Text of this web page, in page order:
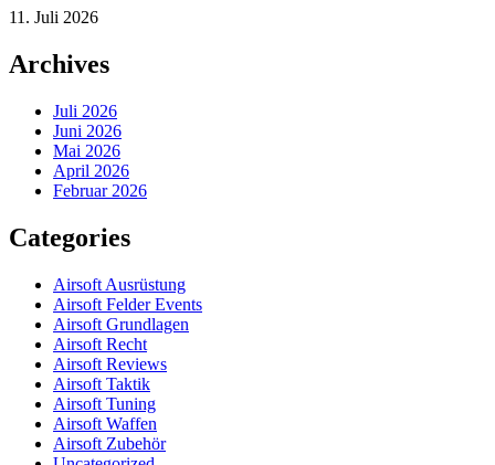
11. Juli 2026
Archives
Juli 2026
Juni 2026
Mai 2026
April 2026
Februar 2026
Categories
Airsoft Ausrüstung
Airsoft Felder Events
Airsoft Grundlagen
Airsoft Recht
Airsoft Reviews
Airsoft Taktik
Airsoft Tuning
Airsoft Waffen
Airsoft Zubehör